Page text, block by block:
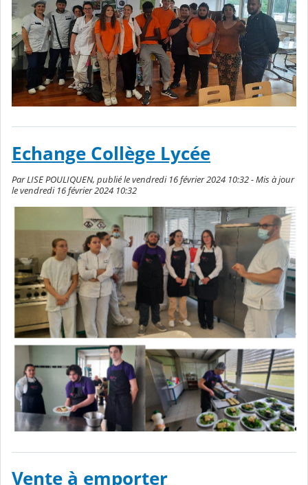
Echange Collège Lycée
Par LISE POULIQUEN, publié le vendredi 16 février 2024 10:32 - Mis à jour
le vendredi 16 février 2024 10:32
Vente à emporter